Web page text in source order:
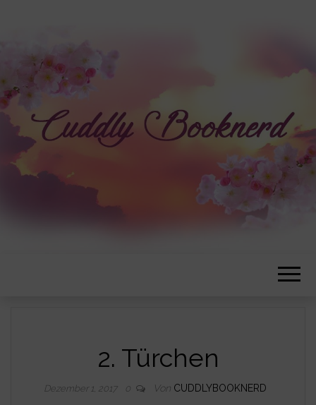
2. Türchen
Dezember 1, 2017 0 Von CUDDLYBOOKNERD